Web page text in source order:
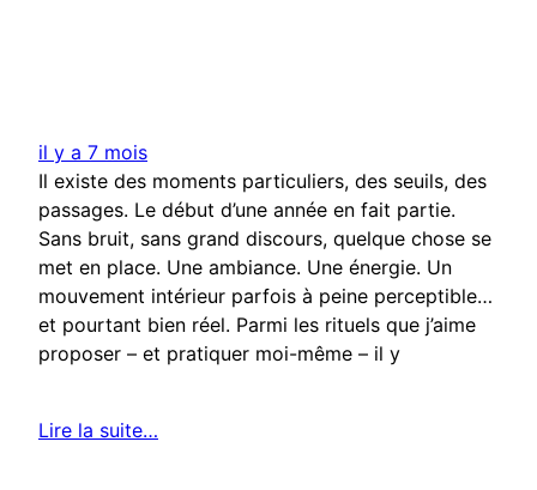
il y a 7 mois
Il existe des moments particuliers, des seuils, des
passages. Le début d’une année en fait partie.
Sans bruit, sans grand discours, quelque chose se
met en place. Une ambiance. Une énergie. Un
mouvement intérieur parfois à peine perceptible…
et pourtant bien réel. Parmi les rituels que j’aime
proposer – et pratiquer moi-même – il y
Lire la suite…